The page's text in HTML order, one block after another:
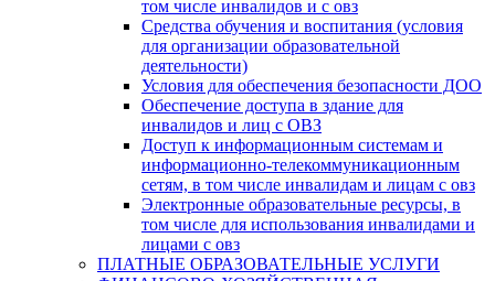
том числе инвалидов и с овз
Средства обучения и воспитания (условия
для организации образовательной
деятельности)
Условия для обеспечения безопасности ДОО
Обеспечение доступа в здание для
инвалидов и лиц с ОВЗ
Доступ к информационным системам и
информационно-телекоммуникационным
сетям, в том числе инвалидам и лицам с овз
Электронные образовательные ресурсы, в
том числе для использования инвалидами и
лицами с овз
ПЛАТНЫЕ ОБРАЗОВАТЕЛЬНЫЕ УСЛУГИ